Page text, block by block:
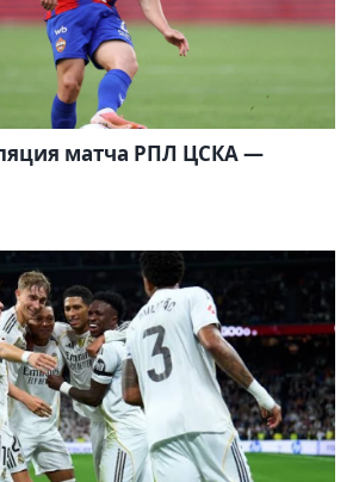
матча РПЛ ЦСКА —